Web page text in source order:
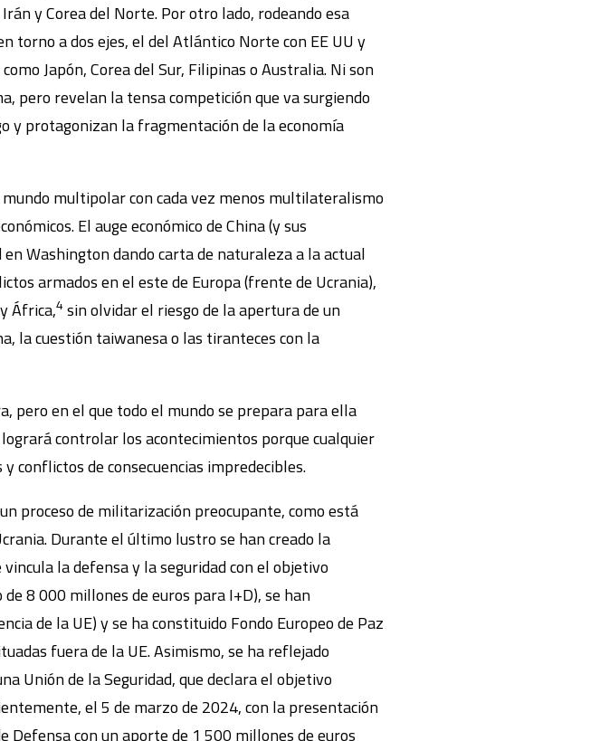
y Corea del Norte. Por otro lado, rodeando esa
torno a dos ejes, el del Atlántico Norte con EE UU y
Japón, Corea del Sur, Filipinas o Australia. Ni son
pero revelan la tensa competición que va surgiendo
y protagonizan la fragmentación de la economía
multipolar con cada vez menos multilateralismo
El auge económico de China (y sus
Washington dando carta de naturaleza a la actual
armados en el este de Europa (frente de Ucrania),
África,4 sin olvidar el riesgo de la apertura de un
la cuestión taiwanesa o las tiranteces con la
pero en el que todo el mundo se prepara para ella
controlar los acontecimientos porque cualquier
conflictos de consecuencias impredecibles.
proceso de militarización preocupante, como está
Durante el último lustro se han creado la
la defensa y la seguridad con el objetivo
8 000 millones de euros para I+D), se han
de la UE) y se ha constituido Fondo Europeo de Paz
fuera de la UE. Asimismo, se ha reflejado
Unión de la Seguridad, que declara el objetivo
el 5 de marzo de 2024, con la presentación
con un aporte de 1 500 millones de euros